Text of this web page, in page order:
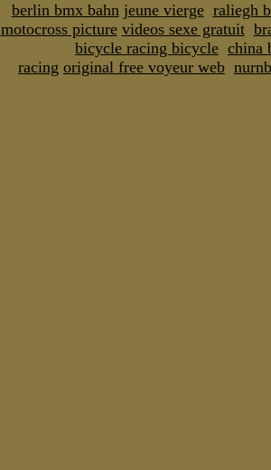
berlin bmx bahn jeune vierge raliegh
motocross picture videos sexe gratuit
bicycle racing bicycle china
racing original free voyeur web